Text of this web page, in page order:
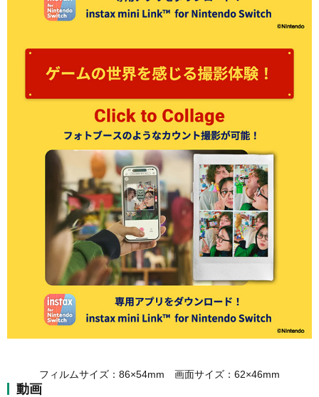
フィルムサイズ：86×54mm 画面サイズ：62×46mm
動画